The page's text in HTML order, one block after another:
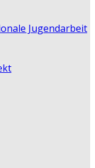
Jugendarbeit